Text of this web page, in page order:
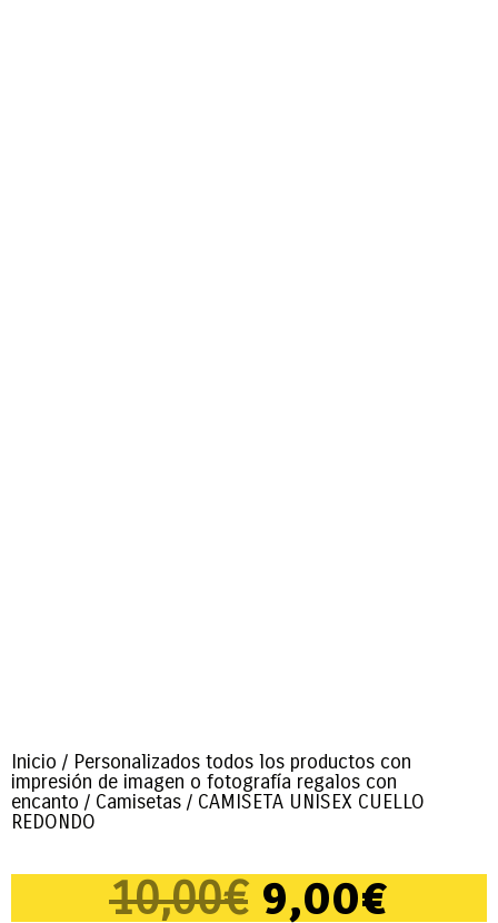
Inicio / Personalizados todos los productos con
impresión de imagen o fotografía regalos con
encanto / Camisetas / CAMISETA UNISEX CUELLO
REDONDO
10,00€ 9,00€